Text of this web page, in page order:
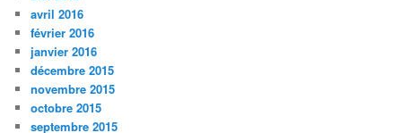
avril 2016
février 2016
janvier 2016
décembre 2015
novembre 2015
octobre 2015
septembre 2015